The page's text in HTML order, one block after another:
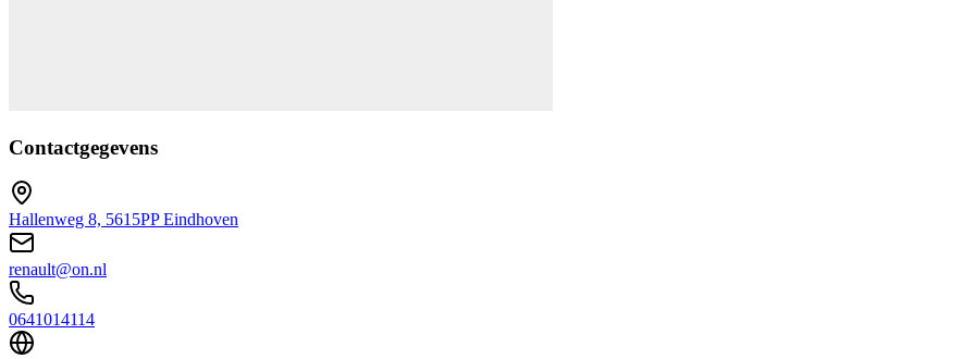
Contactgegevens
Hallenweg 8, 5615PP Eindhoven
renault@on.nl
0641014114